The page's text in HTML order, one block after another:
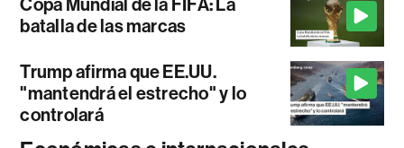
Copa Mundial de la FIFA: La
batalla de las marcas
Trump afirma que EE.UU.
"mantendrá el estrecho" y lo
controlará